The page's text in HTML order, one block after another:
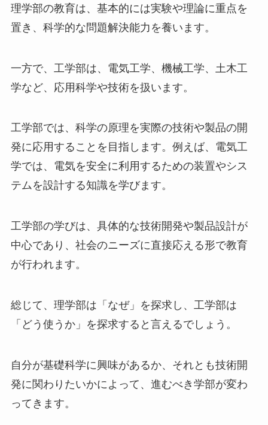
理学部の教育は、基本的には実験や理論に重点を
置き、科学的な問題解決能力を養います。
一方で、工学部は、電気工学、機械工学、土木工
学など、応用科学や技術を扱います。
工学部では、科学の原理を実際の技術や製品の開
発に応用することを目指します。例えば、電気工
学では、電気を安全に利用するための装置やシス
テムを設計する知識を学びます。
工学部の学びは、具体的な技術開発や製品設計が
中心であり、社会のニーズに直接応える形で教育
が行われます。
総じて、理学部は「なぜ」を探求し、工学部は
「どう使うか」を探求すると言えるでしょう。
自分が基礎科学に興味があるか、それとも技術開
発に関わりたいかによって、進むべき学部が変わ
ってきます。